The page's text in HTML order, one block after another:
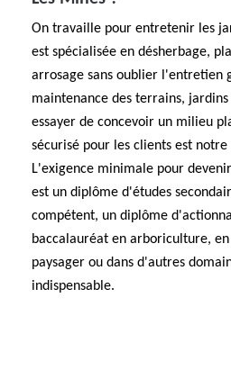
On travaille pour entretenir les
est spécialisée en désherbage,
arrosage sans oublier l'entretien
maintenance des terrains,
essayer de concevoir un milieu
sécurisé pour les clients est
L'exigence minimale pour
est un diplôme d'études
compétent, un diplôme
baccalauréat en arboriculture,
paysager ou dans d'autres
indispensable.